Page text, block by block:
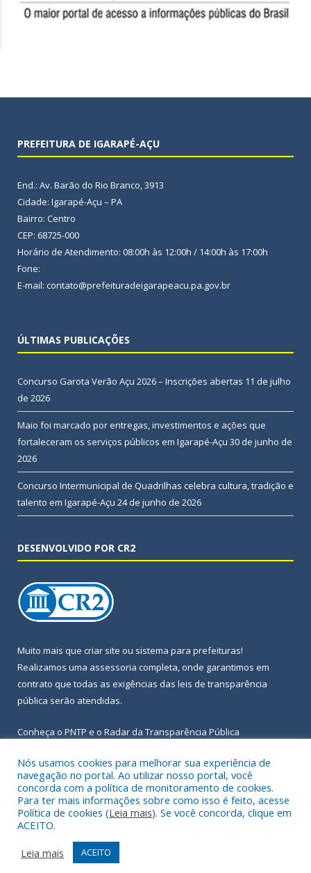
PREFEITURA DE IGARAPÉ-AÇU
End.: Av. Barão do Rio Branco, 3913
Cidade: Igarapé-Açu – PA
Bairro: Centro
CEP: 68725-000
Horário de Atendimento: 08:00h às 12:00h / 14:00h às 17:00h
Fone:
E-mail: contato@prefeituradeigarapeacu.pa.gov.br
ÚLTIMAS PUBLICAÇÕES
Concurso Garota Verão Açu 2026 – Inscrições abertas 11 de julho
de 2026
Maio foi marcado por entregas, investimentos e ações que
fortaleceram os serviços públicos em Igarapé-Açu 30 de junho de
2026
Concurso Intermunicipal de Quadrilhas celebra cultura, tradição e
talento em Igarapé-Açu 24 de junho de 2026
DESENVOLVIDO POR CR2
Muito mais que criar site ou sistema para prefeituras!
Realizamos uma assessoria completa, onde garantimos em
contrato que todas as exigências das leis de transparência
pública serão atendidas.
Conheça o PNTP e o Radar da Transparência Pública
Todos os direitos reservados a Prefeitura Municipal de Igarapé-
Açu.
Frequência Online
Acessar Área Administrativa
Nós usamos cookies para melhorar sua experiência de
navegação no portal. Ao utilizar nosso portal, você
concorda com a política de monitoramento de cookies.
Para ter mais informações sobre como isso é feito, acesse
Política de cookies (Leia mais). Se você concorda, clique em
ACEITO.
Leia mais
ACEITO